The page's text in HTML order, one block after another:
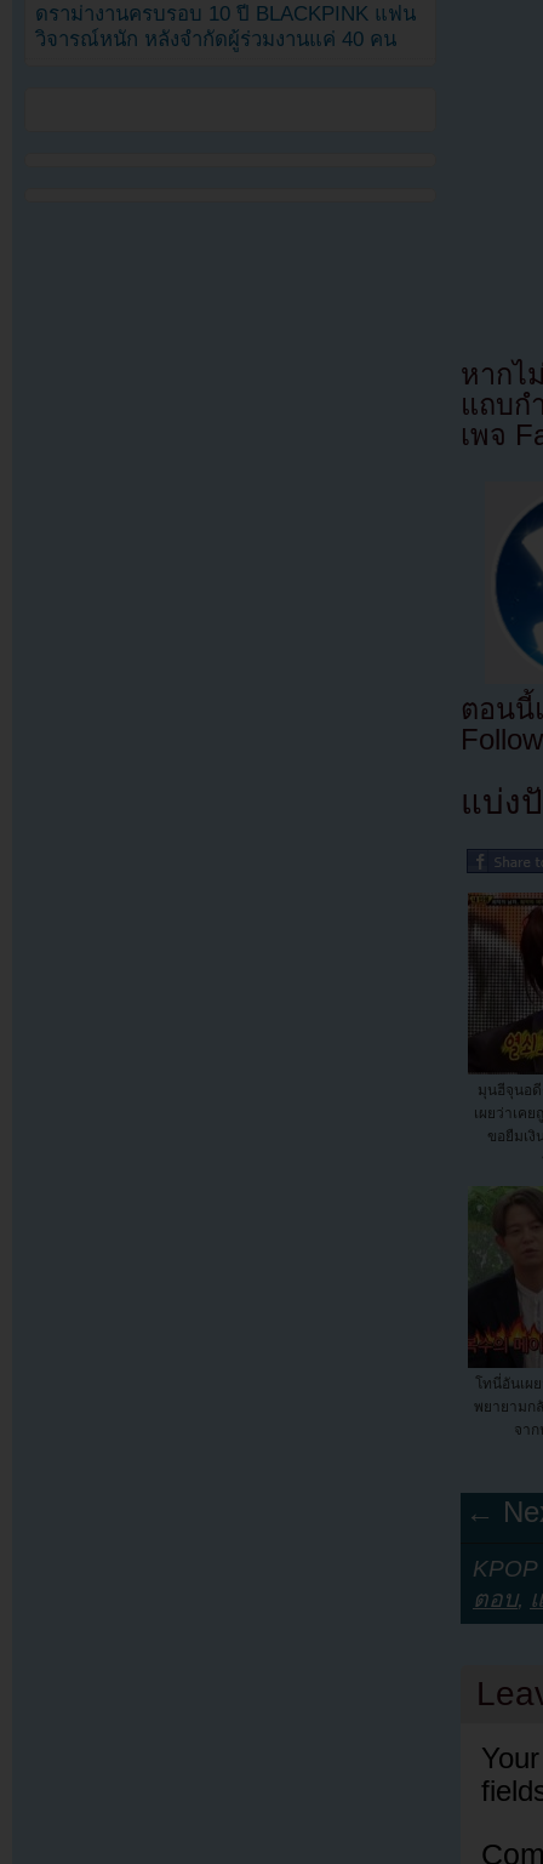
หากไ
แถบก
เพจ
ตอนนี้
แบ่ง
มุนฮีจุนอดี
เผยว่าเค
ขอยืมเงิ
โทนี่อันเผ
พยายามก
จาก
←
ตอบ,
ดราม่างานครบรอบ 10 ปี BLACKPINK แฟน
วิจารณ์หนัก หลังจำกัดผู้ร่วมงานแค่ 40 คน